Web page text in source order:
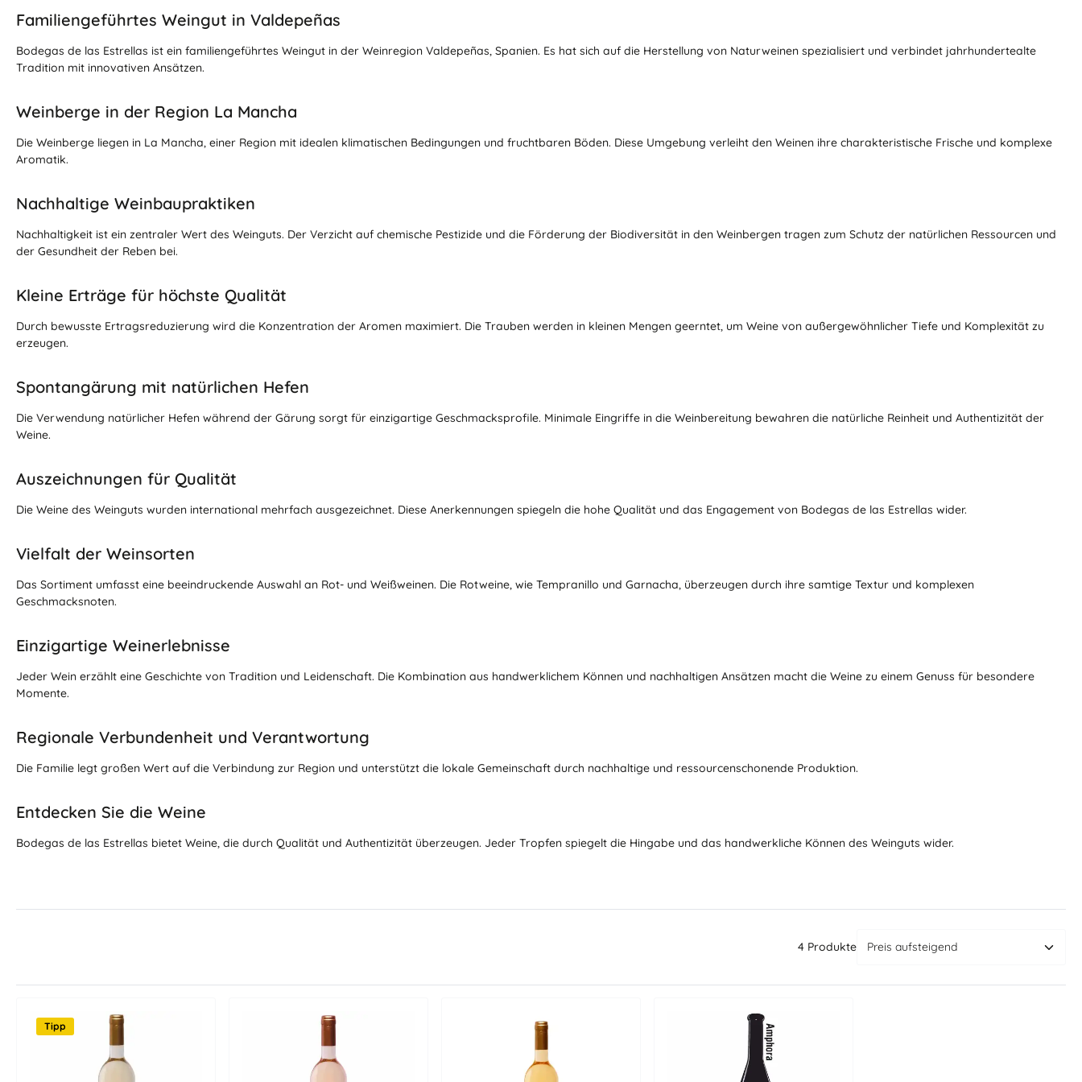
Familiengeführtes Weingut in Valdepeñas
Bodegas de las Estrellas ist ein familiengeführtes Weingut in der Weinregion Valdepeñas, Spanien. Es hat sich auf die Herstellung von Naturweinen spezialisiert und verbindet jahrhundertealte
Tradition mit innovativen Ansätzen.
Weinberge in der Region La Mancha
Die Weinberge liegen in La Mancha, einer Region mit idealen klimatischen Bedingungen und fruchtbaren Böden. Diese Umgebung verleiht den Weinen ihre charakteristische Frische und komplexe
Aromatik.
Nachhaltige Weinbaupraktiken
Nachhaltigkeit ist ein zentraler Wert des Weinguts. Der Verzicht auf chemische Pestizide und die Förderung der Biodiversität in den Weinbergen tragen zum Schutz der natürlichen Ressourcen und
der Gesundheit der Reben bei.
Kleine Erträge für höchste Qualität
Durch bewusste Ertragsreduzierung wird die Konzentration der Aromen maximiert. Die Trauben werden in kleinen Mengen geerntet, um Weine von außergewöhnlicher Tiefe und Komplexität zu
erzeugen.
Spontangärung mit natürlichen Hefen
Die Verwendung natürlicher Hefen während der Gärung sorgt für einzigartige Geschmacksprofile. Minimale Eingriffe in die Weinbereitung bewahren die natürliche Reinheit und Authentizität der
Weine.
Auszeichnungen für Qualität
Die Weine des Weinguts wurden international mehrfach ausgezeichnet. Diese Anerkennungen spiegeln die hohe Qualität und das Engagement von Bodegas de las Estrellas wider.
Vielfalt der Weinsorten
Das Sortiment umfasst eine beeindruckende Auswahl an Rot- und Weißweinen. Die Rotweine, wie Tempranillo und Garnacha, überzeugen durch ihre samtige Textur und komplexen
Geschmacksnoten.
Einzigartige Weinerlebnisse
Jeder Wein erzählt eine Geschichte von Tradition und Leidenschaft. Die Kombination aus handwerklichem Können und nachhaltigen Ansätzen macht die Weine zu einem Genuss für besondere
Momente.
Regionale Verbundenheit und Verantwortung
Die Familie legt großen Wert auf die Verbindung zur Region und unterstützt die lokale Gemeinschaft durch nachhaltige und ressourcenschonende Produktion.
Entdecken Sie die Weine
Bodegas de las Estrellas bietet Weine, die durch Qualität und Authentizität überzeugen. Jeder Tropfen spiegelt die Hingabe und das handwerkliche Können des Weinguts wider.
4 Produkte
Tipp